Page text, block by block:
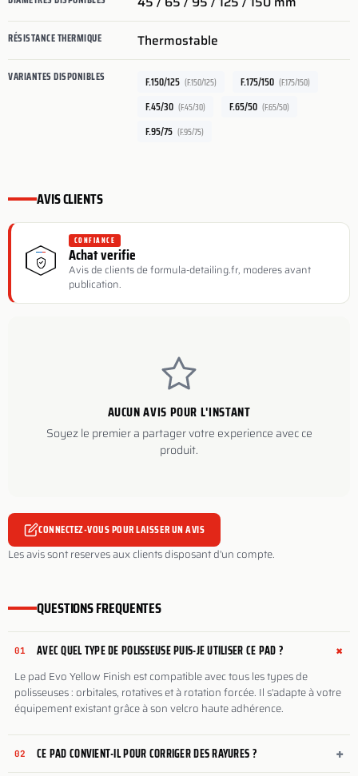
RÉSISTANCE THERMIQUE Thermostable
VARIANTES DISPONIBLES F.150/125 (F.150/125) F.175/150 (F.175/150)
F.45/30 (F.45/30) F.65/50 (F.65/50)
F.95/75 (F.95/75)
AVIS CLIENTS
CONFIANCE
Achat verifie
Avis de clients de formula-detailing.fr, moderes avant
publication.
AUCUN AVIS POUR L'INSTANT
Soyez le premier a partager votre experience avec ce
produit.
CONNECTEZ-VOUS POUR LAISSER UN AVIS
Les avis sont reserves aux clients disposant d'un compte.
QUESTIONS FREQUENTES
01 AVEC QUEL TYPE DE POLISSEUSE PUIS-JE UTILISER CE PAD ? +
Le pad Evo Yellow Finish est compatible avec tous les types de
polisseuses : orbitales, rotatives et à rotation forcée. Il s'adapte à votre
équipement existant grâce à son velcro haute adhérence.
02 CE PAD CONVIENT-IL POUR CORRIGER DES RAYURES ? +